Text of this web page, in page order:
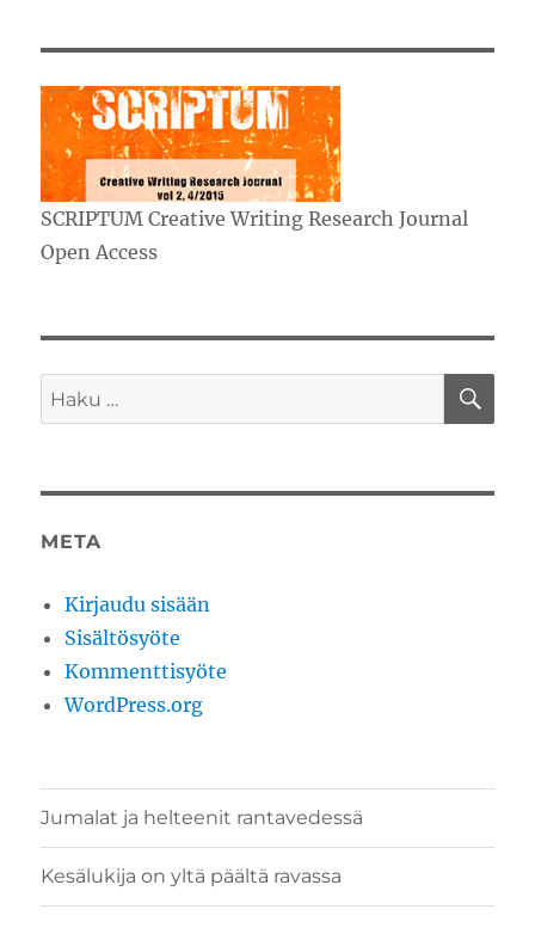
SCRIPTUM Creative Writing Research Journal
Open Access
Etsi:
META
Kirjaudu sisään
Sisältösyöte
Kommenttisyöte
WordPress.org
Jumalat ja helteenit rantavedessä
Kesälukija on yltä päältä ravassa